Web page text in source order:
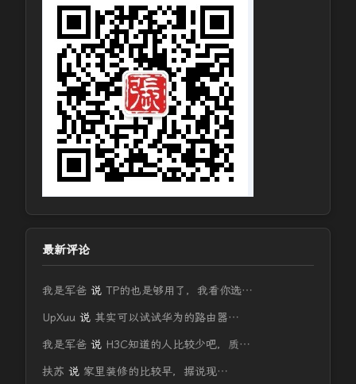
最新评论
我是军爸 说 TP的也是够用了，我看你选…
UpXuu 说 其实可以试试华为的路由器…
我是军爸 说 H3C知道的人比较少吧，质…
扶苏 说 家里装修的比较早，据说现…